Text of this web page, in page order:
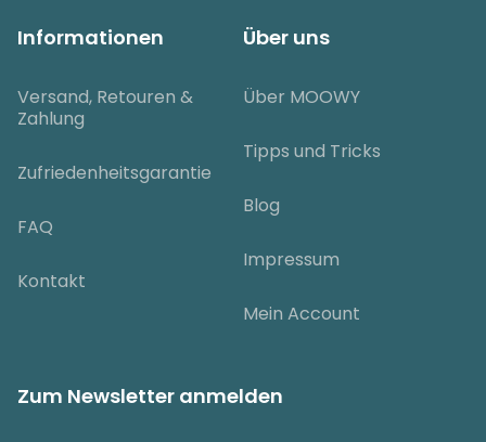
Informationen
Versand, Retouren &
Zahlung
Zufriedenheitsgarantie
FAQ
Kontakt
Über uns
Über MOOWY
Tipps und Tricks
Blog
Impressum
Mein Account
Zum Newsletter anmelden